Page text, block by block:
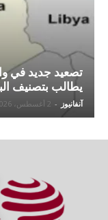
تصعيد جديد في
يطالب بتصنيف
آنفانيوز - 2 أغسطس، 2026